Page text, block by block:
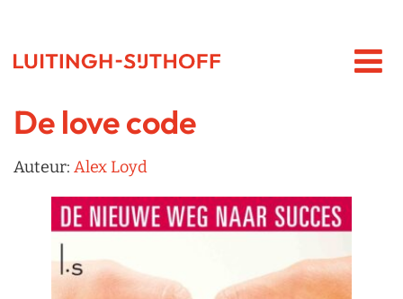
De love code
Auteur: Alex Loyd